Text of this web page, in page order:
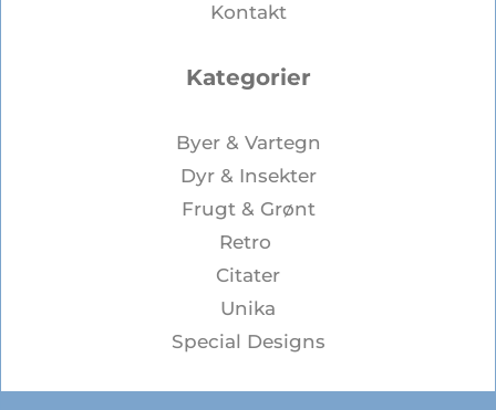
Kontakt
Kategorier
Byer & Vartegn
Dyr & Insekter
Frugt & Grønt
Retro
Citater
Unika
Special Designs